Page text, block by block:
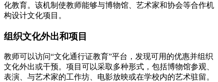
化教育。该机制使教师能够与博物馆、艺术家和协会等合作机
构设计文化项目。
组织文化外出和项目
教师可以访问“文化通行证教育”平台，发现可用的优惠并组织
文化外出或干预。项目可以采取多种形式，包括博物馆参观、
表演、与艺术家的工作坊、电影放映或在学校内的艺术驻留。